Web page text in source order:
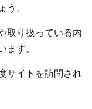
う。
取り扱っている内
ます。
サイトを訪問され